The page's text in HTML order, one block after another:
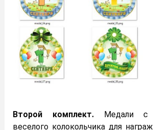
Второй комплект. Медали с
веселого колокольчика для